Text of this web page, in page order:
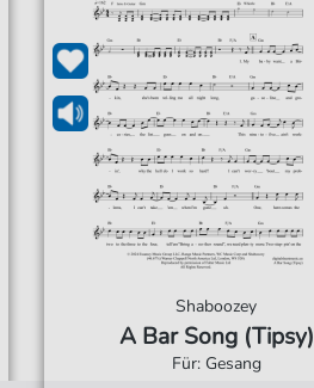
Shaboozey
A Bar Song (Tipsy)
Für: Gesang